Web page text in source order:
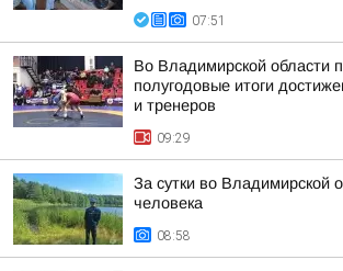
07:51
Во Владимирской области
полугодовые итоги
и тренеров
09:29
За сутки во Владимирской
человека
08:58